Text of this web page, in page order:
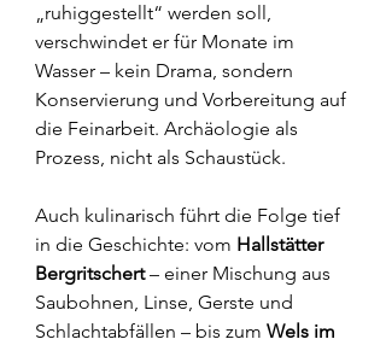
„ruhiggestellt“ werden soll,
verschwindet er für Monate im
Wasser – kein Drama, sondern
Konservierung und Vorbereitung auf
die Feinarbeit. Archäologie als
Prozess, nicht als Schaustück.
Auch kulinarisch führt die Folge tief
in die Geschichte: vom Hallstätter
Bergritschert – einer Mischung aus
Saubohnen, Linse, Gerste und
Schlachtabfällen – bis zum Wels im